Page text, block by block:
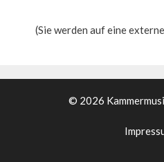
(Sie werden auf eine
© 2026